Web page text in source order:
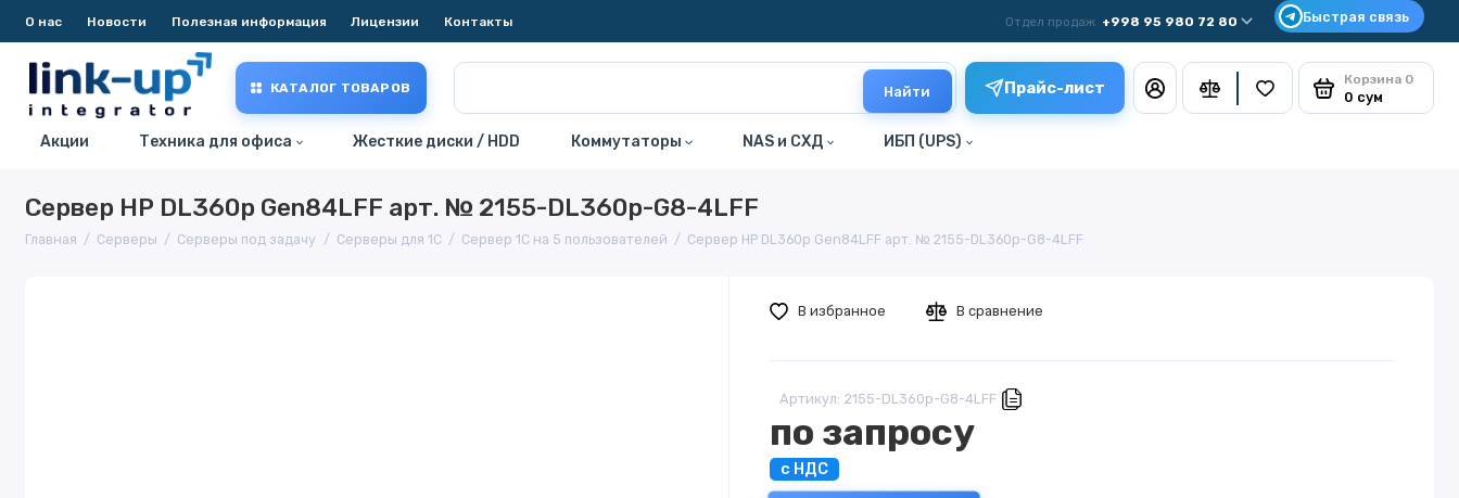
О нас Новости Полезная информация Лицензии Контакты Отдел продаж +998 95 980 72 80
КАТАЛОГ ТОВАРОВ Найти Прайс-лист Корзина 0
0 сум
Акции Техника для офиса Жесткие диски / HDD Коммутаторы NAS и СХД ИБП (UPS)
Сервер HP DL360p Gen84LFF арт. № 2155-DL360p-G8-4LFF
Главная Серверы Серверы под задачу Серверы для 1С Сервер 1С на 5 пользователей Сервер HP DL360p Gen84LFF арт. № 2155-DL360p-G8-4LFF
Артикул: 2155-DL360p-G8-4LFF
по запросу
с НДС
В избранное В сравнение